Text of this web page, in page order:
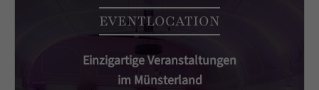
EVENTLOCATION
Einzigartige Veranstaltungen
im Münsterland